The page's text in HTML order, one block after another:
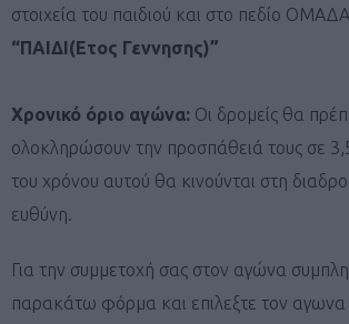
στοιχεία του παιδιού και στο πεδίο
“ΠΑΙΔΙ(Ετος Γεννησης)”
Χρονικό όριο αγώνα: Οι δρομείς θα
ολοκληρώσουν την προσπάθειά τους σε
του χρόνου αυτού θα κινούνται στη
ευθύνη.
Για την συμμετοχή σας στον αγώνα
παρακάτω φόρμα και επιλεξτε τον αγωνα